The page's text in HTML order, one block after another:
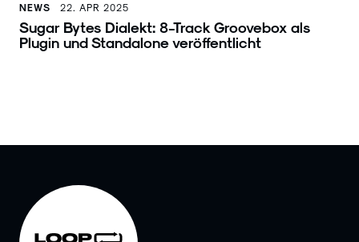
NEWS 22. APR 2025
Sugar Bytes Dialekt: 8-Track Groovebox als
Plugin und Standalone veröffentlicht